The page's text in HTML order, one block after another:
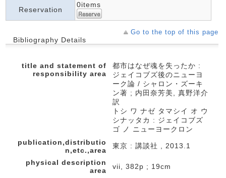
Reservation
0items
Go to the top of this page
Bibliography Details
title and statement of
responsibility area
都市はなぜ魂を失ったか :
ジェイコブズ後のニューヨ
ーク論 / シャロン・ズーキ
ン著 ; 内田奈芳美, 真野洋介
訳
トシ ワ ナゼ タマシイ オ ウ
シナッタカ : ジェイコブズ
ゴ ノ ニューヨークロン
publication,distributio
n,etc.,area
東京 : 講談社 , 2013.1
physical description
area
vii, 382p ; 19cm